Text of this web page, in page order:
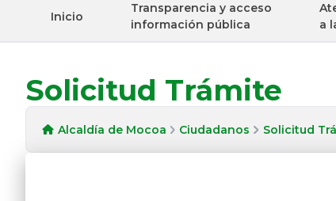
Inicio
Transparencia y acceso
información pública
a
Solicitud Trámite
Alcaldía de Mocoa Ciudadanos Solicitud